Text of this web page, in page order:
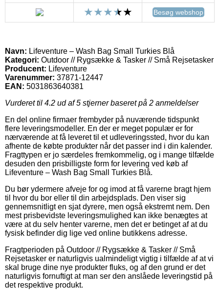
Besøg webshop
Navn: Lifeventure – Wash Bag Small Turkies Blå
Kategori: Outdoor // Rygsække & Tasker // Små Rejsetasker
Producent: Lifeventure
Varenummer: 37871-12447
EAN: 5031863640381
Vurderet til 4.2 ud af 5 stjerner baseret på 2 anmeldelser
En del online firmaer frembyder på nuværende tidspunkt
flere leveringsmodeller. En der er meget populær er for
nærværende at få leveret til et udleveringssted, hvor du kan
afhente de købte produkter når det passer ind i din kalender.
Fragttypen er jo særdeles fremkommelig, og i mange tilfælde
desuden den prisbilligste form for levering ved køb af
Lifeventure – Wash Bag Small Turkies Blå.
Du bør ydermere afveje for og imod at få varerne bragt hjem
til hvor du bor eller til din arbejdsplads. Den viser sig
gennemsnitligt en sjat dyrere, men også ekstremt nem. Den
mest prisbevidste leveringsmulighed kan ikke benægtes at
være at du selv henter varerne, men det er betinget af at du
fysisk befinder dig lige ved online butikkens adresse.
Fragtperioden på Outdoor // Rygsække & Tasker // Små
Rejsetasker er naturligvis ualmindeligt vigtig i tilfælde af at vi
skal bruge dine nye produkter fluks, og af den grund er det
naturligvis fornuftigt at man ser den anslåede leveringstid på
det respektive produkt.